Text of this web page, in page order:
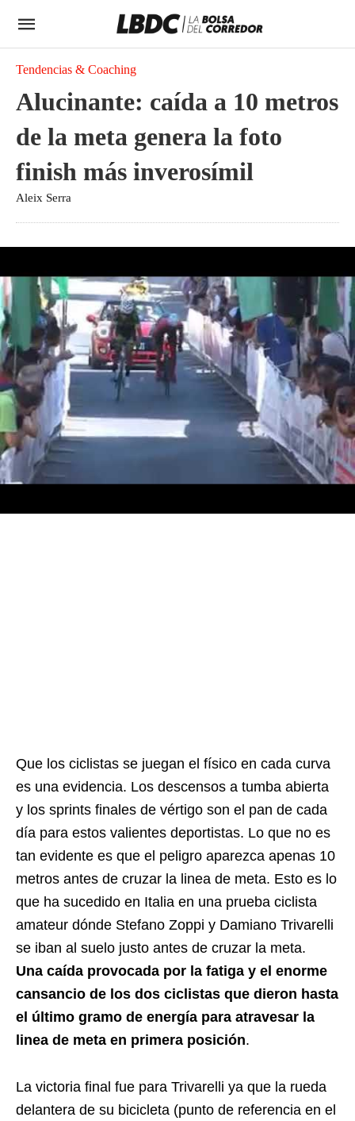
Tendencias & Coaching
Alucinante: caída a 10 metros
de la meta genera la foto
finish más inverosímil
Aleix Serra
Que los ciclistas se juegan el físico en cada curva
es una evidencia. Los descensos a tumba abierta
y los sprints finales de vértigo son el pan de cada
día para estos valientes deportistas. Lo que no es
tan evidente es que el peligro aparezca apenas 10
metros antes de cruzar la linea de meta. Esto es lo
que ha sucedido en Italia en una prueba ciclista
amateur dónde Stefano Zoppi y Damiano Trivarelli
se iban al suelo justo antes de cruzar la meta.
Una caída provocada por la fatiga y el enorme
cansancio de los dos ciclistas que dieron hasta
el último gramo de energía para atravesar la
linea de meta en primera posición.
La victoria final fue para Trivarelli ya que la rueda
delantera de su bicicleta (punto de referencia en el